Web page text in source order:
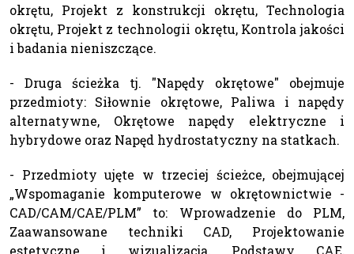
okrętu, Projekt z konstrukcji okrętu, Technologia
okrętu, Projekt z technologii okrętu, Kontrola jakości
i badania nieniszczące.
- Druga ścieżka tj. "Napędy okrętowe" obejmuje
przedmioty: Siłownie okrętowe, Paliwa i napędy
alternatywne, Okrętowe napędy elektryczne i
hybrydowe oraz Napęd hydrostatyczny na statkach.
- Przedmioty ujęte w trzeciej ścieżce, obejmującej
„Wspomaganie komputerowe w okrętownictwie -
CAD/CAM/CAE/PLM” to: Wprowadzenie do PLM,
Zaawansowane techniki CAD, Projektowanie
estetyczne i wizualizacja, Podstawy CAE,